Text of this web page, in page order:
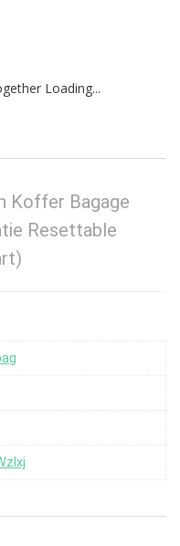
Loading...
Koffer Bagage
Resettable